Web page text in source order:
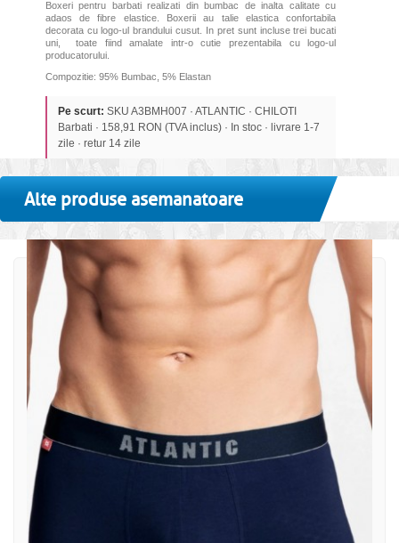
Boxeri pentru barbati realizati din bumbac de inalta calitate cu
adaos de fibre elastice. Boxerii au talie elastica confortabila
decorata cu logo-ul brandului cusut. In pret sunt incluse trei bucati
uni, toate fiind amalate intr-o cutie prezentabila cu logo-ul
producatorului.
Compozitie: 95% Bumbac, 5% Elastan
Pe scurt: SKU A3BMH007 · ATLANTIC · CHILOTI
Barbati · 158,91 RON (TVA inclus) · In stoc · livrare 1-7
zile · retur 14 zile
Alte produse asemanatoare